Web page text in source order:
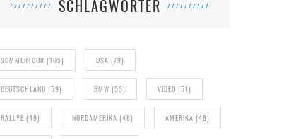
SCHLAGWÖRTER
SOMMERTOUR (105) USA (79)
DEUTSCHLAND (59) BMW (55) VIDEO (51)
RALLYE (49) NORDAMERIKA (48) AMERIKA (48)